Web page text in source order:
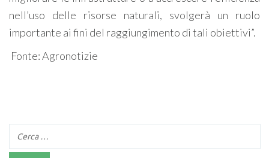
nell’uso delle risorse naturali, svolgerà un ruolo
importante ai fini del raggiungimento di tali obiettivi”.
Fonte: Agronotizie